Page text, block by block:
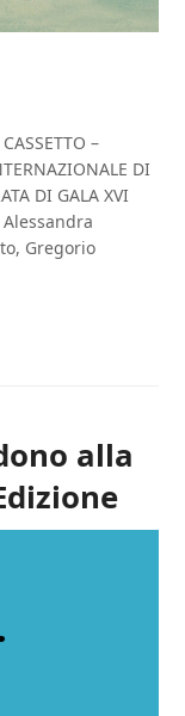
–
DI
DI GALA XVI
Gregorio
alla